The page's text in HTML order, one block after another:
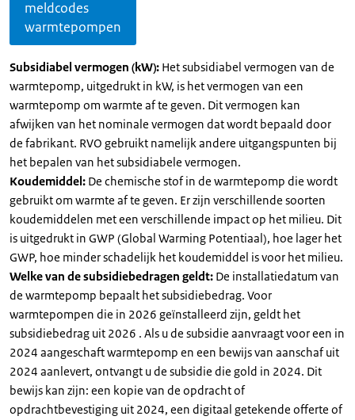
meldcodes
warmtepompen
Subsidiabel vermogen (kW): Het subsidiabel vermogen van de
warmtepomp, uitgedrukt in kW, is het vermogen van een
warmtepomp om warmte af te geven. Dit vermogen kan
afwijken van het nominale vermogen dat wordt bepaald door
de fabrikant. RVO gebruikt namelijk andere uitgangspunten bij
het bepalen van het subsidiabele vermogen.
Koudemiddel: De chemische stof in de warmtepomp die wordt
gebruikt om warmte af te geven. Er zijn verschillende soorten
koudemiddelen met een verschillende impact op het milieu. Dit
is uitgedrukt in GWP (Global Warming Potentiaal), hoe lager het
GWP, hoe minder schadelijk het koudemiddel is voor het milieu.
Welke van de subsidiebedragen geldt: De installatiedatum van
de warmtepomp bepaalt het subsidiebedrag. Voor
warmtepompen die in 2026 geïnstalleerd zijn, geldt het
subsidiebedrag uit 2026 . Als u de subsidie aanvraagt voor een in
2024 aangeschaft warmtepomp en een bewijs van aanschaf uit
2024 aanlevert, ontvangt u de subsidie die gold in 2024. Dit
bewijs kan zijn: een kopie van de opdracht of
opdrachtbevestiging uit 2024, een digitaal getekende offerte of